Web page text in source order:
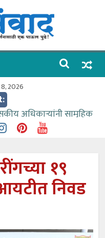
2026
अधिकाऱ्यांनी सामुहिक
पात्र
येते – शिवप्रसाद
विविध सामाजिक
१९
निवड